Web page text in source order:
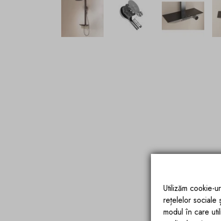
Utilizăm cookie-
rețelelor sociale
modul în care